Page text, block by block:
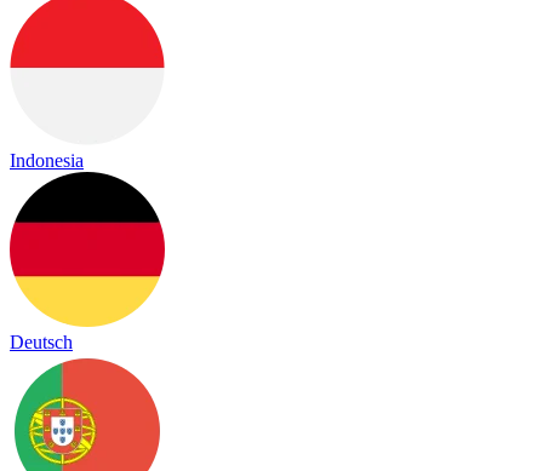
Indonesia
Deutsch